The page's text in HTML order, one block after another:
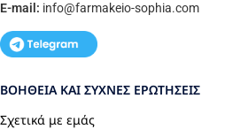
E-mail: info@farmakeio-sophia.com
ΒΟΉΘΕΙΑ ΚΑΙ ΣΥΧΝΈΣ ΕΡΩΤΉΣΕΙΣ
Σχετικά με εμάς